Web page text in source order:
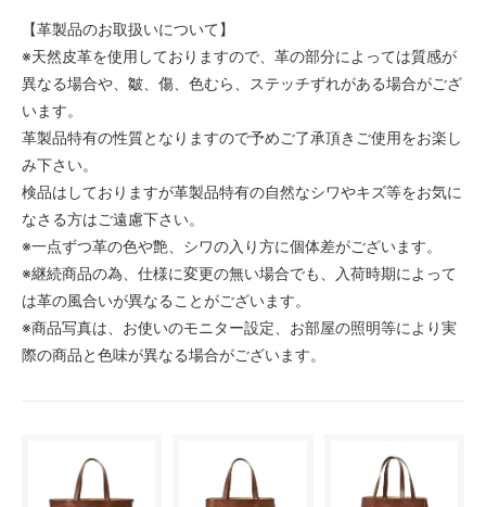
【革製品のお取扱いについて】
※天然皮革を使用しておりますので、革の部分によっては質感が
異なる場合や、皺、傷、色むら、ステッチずれがある場合がござ
います。
革製品特有の性質となりますので予めご了承頂きご使用をお楽し
み下さい。
検品はしておりますが革製品特有の自然なシワやキズ等をお気に
なさる方はご遠慮下さい。
※一点ずつ革の色や艶、シワの入り方に個体差がございます。
※継続商品の為、仕様に変更の無い場合でも、入荷時期によって
は革の風合いが異なることがございます。
※商品写真は、お使いのモニター設定、お部屋の照明等により実
際の商品と色味が異なる場合がございます。